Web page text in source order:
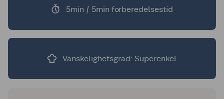
5min / 5min forberedelsestid
Vanskelighetsgrad: Superenkel